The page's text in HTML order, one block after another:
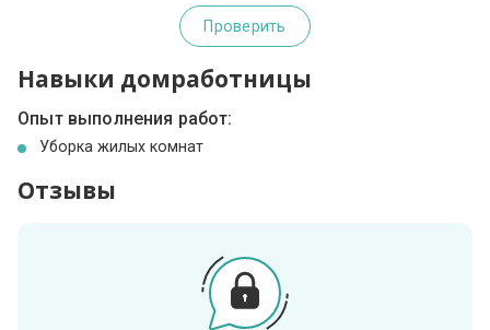
Проверить
Навыки домработницы
Опыт выполнения работ:
Уборка жилых комнат
Отзывы